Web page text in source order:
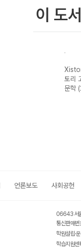
이 도
토리
문학
언론보도 사회공헌
06643 서
통신판매
학원설립·
학습지원